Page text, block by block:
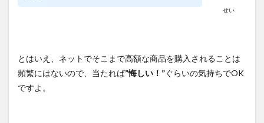
せい
とはいえ、ネットでそこまで高額な商品を購入されることは
頻繁にはないので、当たれば”悔しい！”ぐらいの気持ちでOK
ですよ。